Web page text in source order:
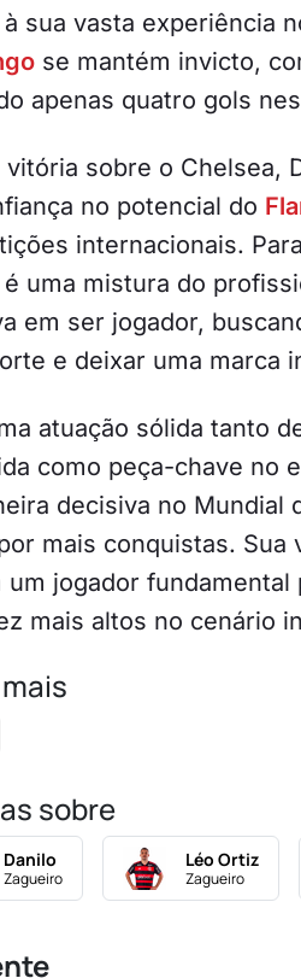
sua vasta experiência
se mantém invicto,
apenas quatro gols
vitória sobre o Chelsea,
no potencial do
internacionais.
é uma mistura do
em ser jogador,
e deixar uma marca
atuação sólida tanto
como peça-chave no
decisiva no Mundial
mais conquistas.
um jogador fundamental
mais altos no cenário
sobre
Danilo
Zagueiro
Léo Ortiz
Zagueiro